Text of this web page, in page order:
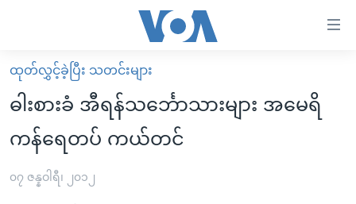
လွယ်ကူ
စေ
သည့်
များ
မူလစာမျက်နှာ
မြန်မာ
ကမ္ဘာ့သတင်းများ
နိုင်ငံတကာ
ထုတ်လွှင့်ခဲ့ပြီး သတင်းများ
ဓါးစားခံ အီရန်သင်္ဘောသားများ အမေရိ
ကန်ရေတပ် ကယ်တင်
၀၇ ဇန္နဝါရီ၊ ၂၀၁၂